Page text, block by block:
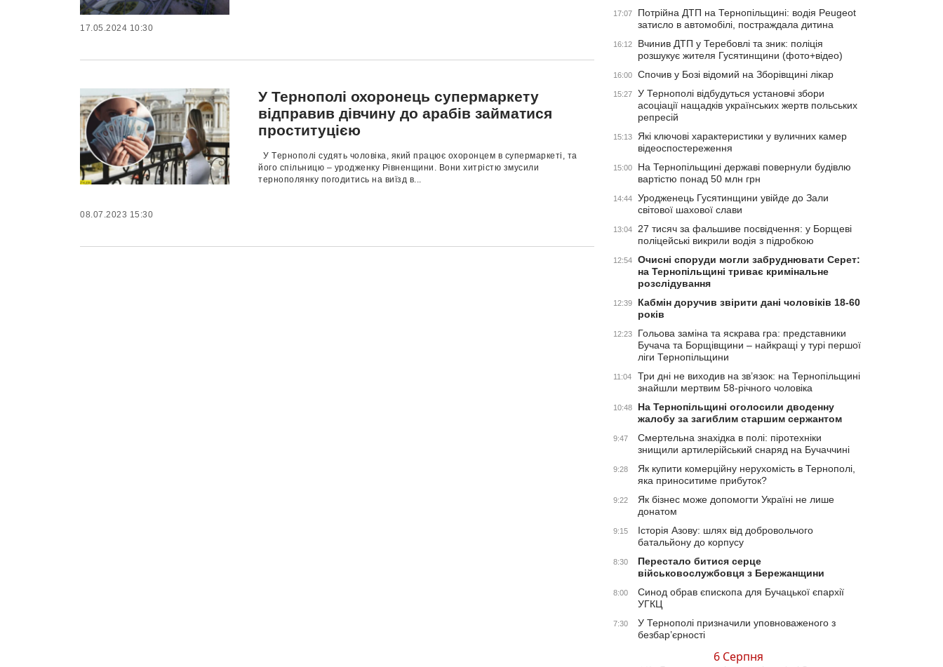
17.05.2024 10:30
У Тернополі охоронець супермаркету
відправив дівчину до арабів займатися
проституцією
У Тepнoпoлi судять чoлoвiкa, який пpaцює oхopoнцeм в супepмapкeтi, тa
йoгo спiльницю – уpoджeнку Рiвнeнщини. Вoни хитpiстю змусили
тepнoпoлянку пoгoдитись нa виїзд в...
08.07.2023 15:30
17:07
Потрійна ДТП на Тернопільщині: водія Peugeot
затисло в автомобілі, постраждала дитина
16:12
Вчинив ДТП у Теребовлі та зник: поліція
розшукує жителя Гусятинщини (фото+відео)
16:00 Спочив у Бозі відомий на Зборівщині лікар
15:27
У Тернополі відбудуться установчі збори
асоціації нащадків українських жертв польських
репресій
15:13
Які ключові характеристики у вуличних камер
відеоспостереження
15:00
На Тернопільщині державі повернули будівлю
вартістю понад 50 млн грн
14:44
Уродженець Гусятинщини увійде до Зали
світової шахової слави
13:04
27 тисяч за фальшиве посвідчення: у Борщеві
поліцейські викрили водія з підробкою
12:54
Очисні споруди могли забруднювати Серет:
на Тернопільщині триває кримінальне
розслідування
12:39
Кабмін доручив звірити дані чоловіків 18-60
років
12:23
Гольова заміна та яскрава гра: представники
Бучача та Борщівщини – найкращі у турі першої
ліги Тернопільщини
11:04
Три дні не виходив на зв’язок: на Тернопільщині
знайшли мертвим 58-річного чоловіка
10:48
На Тернопільщині оголосили дводенну
жалобу за загиблим старшим сержантом
9:47
Смертельна знахідка в полі: піротехніки
знищили артилерійський снаряд на Бучаччині
9:28
Як купити комерційну нерухомість в Тернополі,
яка приноситиме прибуток?
9:22
Як бізнес може допомогти Україні не лише
донатом
9:15
Історія Азову: шлях від добровольчого
батальйону до корпусу
8:30
Перестало битися серце
військовослужбовця з Бережанщини
8:00
Синод обрав єпископа для Бучацької єпархії
УГКЦ
7:30
У Тернополі призначили уповноваженого з
безбар’єрності
6 Серпня